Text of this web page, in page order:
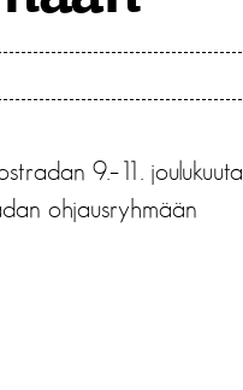
9.–11. joulukuuta
ohjausryhmään